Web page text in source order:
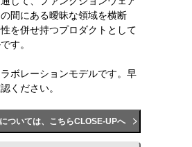
間にある曖昧な領域を横断
を併せ持つプロダクトとして
す。
ボレーションモデルです。早
ください。
ついては、こちらCLOSE-UPへ